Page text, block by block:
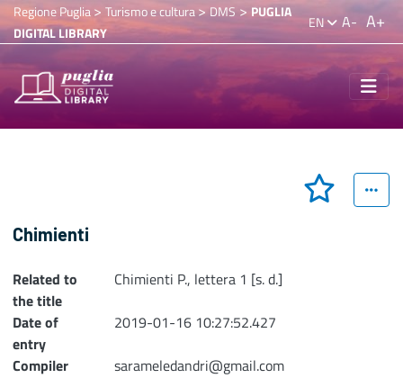
Regione Puglia> Turismo e cultura>DMS > PUGLIA
DIGITAL LIBRARY
EN A- A+
Chimienti
Related to
the title
Chimienti P., lettera 1 [s. d.]
Date of
entry
2019-01-16 10:27:52.427
Compiler
sarameledandri@gmail.com